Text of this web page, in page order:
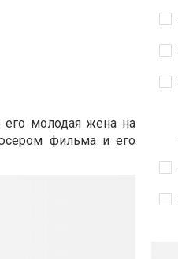
его молодая жена на
фильма и его